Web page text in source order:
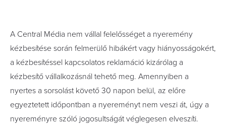
A Central Média nem vállal felelősséget a nyeremény
kézbesítése során felmerülő hibákért vagy hiányosságokért,
a kézbesítéssel kapcsolatos reklamáció kizárólag a
kézbesítő vállalkozásnál tehető meg. Amennyiben a
nyertes a sorsolást követő 30 napon belül, az előre
egyeztetett időpontban a nyereményt nem veszi át, úgy a
nyereményre szóló jogosultságát véglegesen elveszíti.